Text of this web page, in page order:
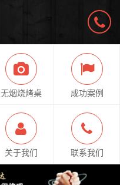
无烟烧烤桌 成功案例
关于我们 联系我们